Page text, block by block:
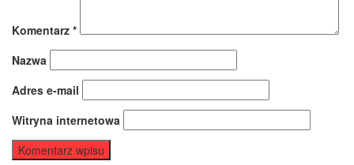
Komentarz *
Nazwa
Adres e-mail
Witryna internetowa